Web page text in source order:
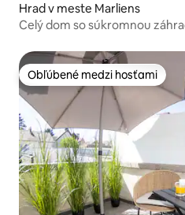
Hrad v meste Marliens
Celý dom so súkromnou
Obľúbené medzi hosťami
Obľúbené medzi hosťami